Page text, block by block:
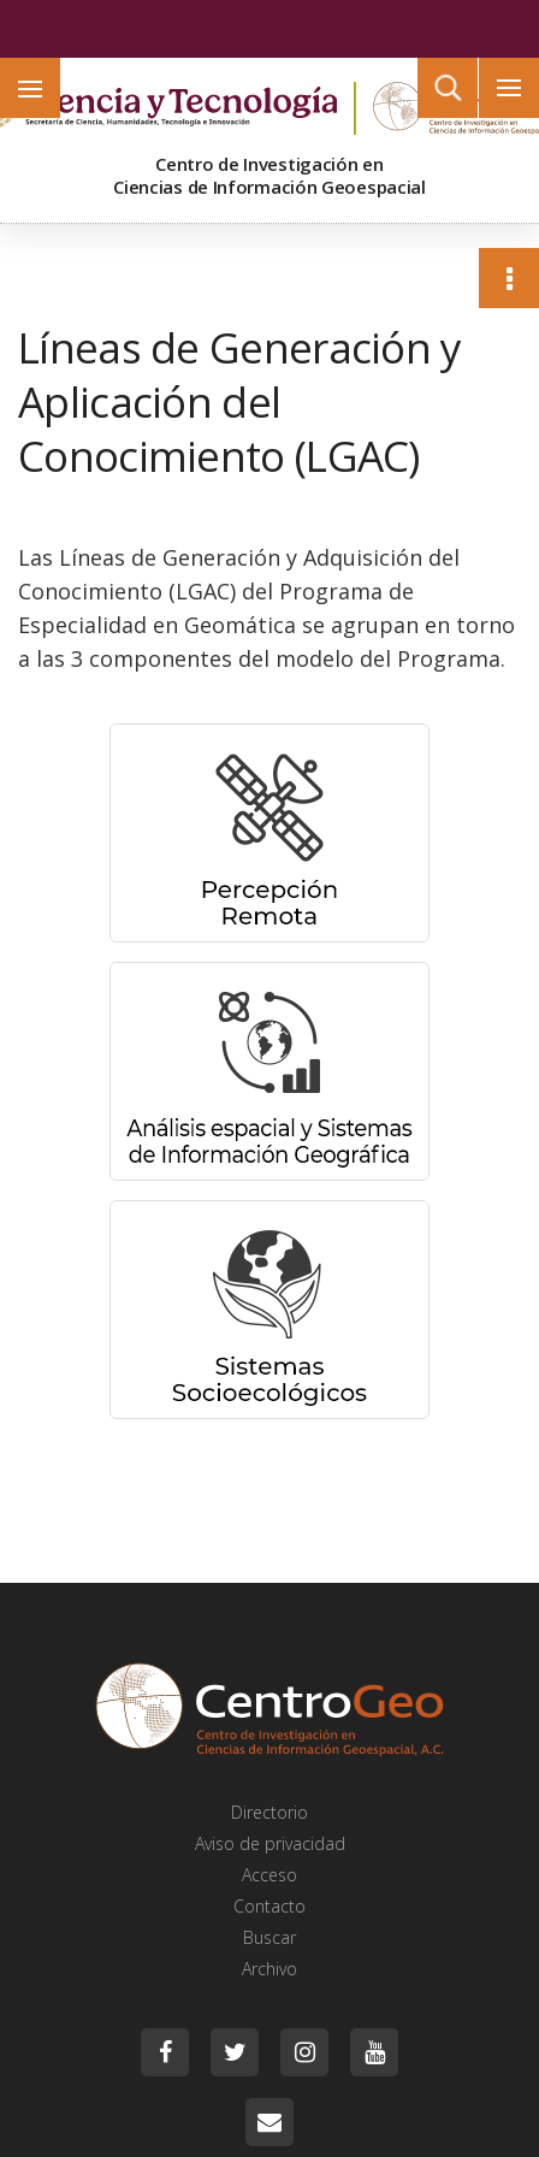
Centro de Investigación en
Ciencias de Información Geoespacial
Líneas de Generación y
Aplicación del
Conocimiento (LGAC)
Las Líneas de Generación y Adquisición del
Conocimiento (LGAC) del Programa de
Especialidad en Geomática se agrupan en torno
a las 3 componentes del modelo del Programa.
Directorio
Aviso de privacidad
Acceso
Contacto
Buscar
Archivo